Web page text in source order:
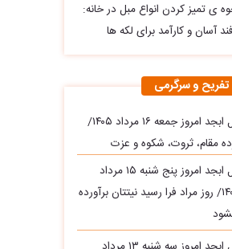
ی تمیز کردن انواع مبل در خانه:
آسان و کارآمد برای لکه ها
تفریح و سرگرمی
فال ابجد امروز جمعه ۱۶ مرداد ۱۴۰۵/
مقام، ثروت، شکوه و عزت
فال ابجد امروز پنج شنبه ۱۵ مرداد
۱۴۰۵/ روز مراد فرا رسید نیتتان برآورده